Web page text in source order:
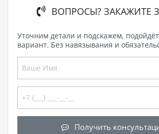
ВОПРОСЫ? ЗАКАЖИТЕ
Уточним детали и подскажем,
вариант. Без навязывания и
Получить